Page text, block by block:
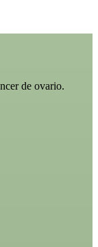
de ovario.